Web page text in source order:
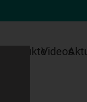
ProdukteVideos